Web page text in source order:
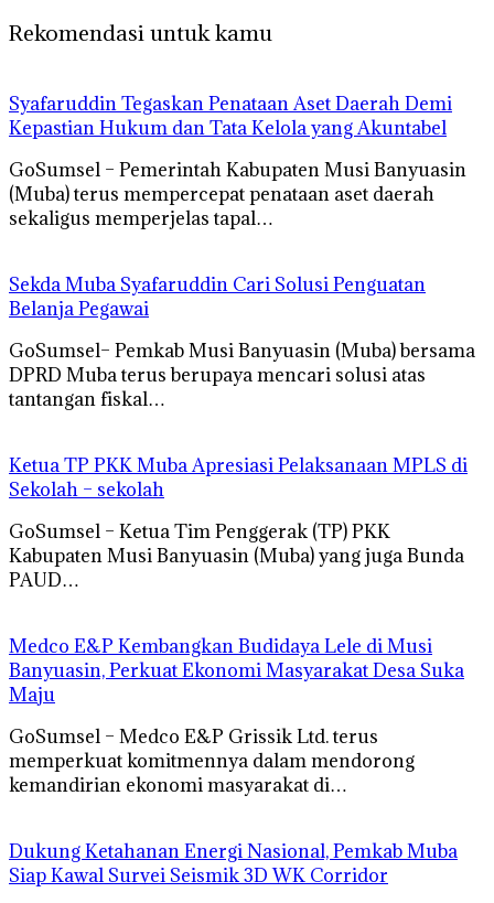
Rekomendasi untuk kamu
Syafaruddin Tegaskan Penataan Aset Daerah Demi
Kepastian Hukum dan Tata Kelola yang Akuntabel
GoSumsel – Pemerintah Kabupaten Musi Banyuasin
(Muba) terus mempercepat penataan aset daerah
sekaligus memperjelas tapal…
Sekda Muba Syafaruddin Cari Solusi Penguatan
Belanja Pegawai
GoSumsel– Pemkab Musi Banyuasin (Muba) bersama
DPRD Muba terus berupaya mencari solusi atas
tantangan fiskal…
Ketua TP PKK Muba Apresiasi Pelaksanaan MPLS di
Sekolah – sekolah
GoSumsel – Ketua Tim Penggerak (TP) PKK
Kabupaten Musi Banyuasin (Muba) yang juga Bunda
PAUD…
Medco E&P Kembangkan Budidaya Lele di Musi
Banyuasin, Perkuat Ekonomi Masyarakat Desa Suka
Maju
GoSumsel – Medco E&P Grissik Ltd. terus
memperkuat komitmennya dalam mendorong
kemandirian ekonomi masyarakat di…
Dukung Ketahanan Energi Nasional, Pemkab Muba
Siap Kawal Survei Seismik 3D WK Corridor